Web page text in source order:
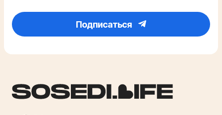
Подписаться